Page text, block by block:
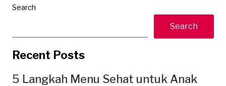
Search
Search
Recent Posts
5 Langkah Menu Sehat untuk Anak